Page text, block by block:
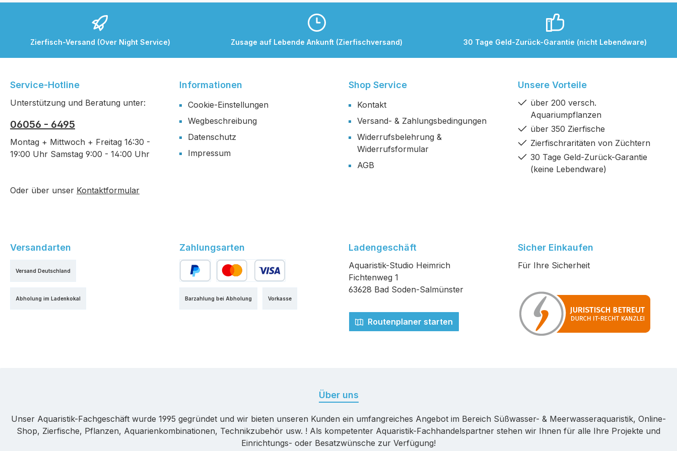
Zierfisch-Versand (Over Night Service) Zusage auf Lebende Ankunft (Zierfischversand) 30 Tage Geld-Zurück-Garantie (nicht Lebendware)
Service-Hotline
Unterstützung und Beratung unter:
06056 - 6495
Montag + Mittwoch + Freitag 16:30 -
19:00 Uhr Samstag 9:00 - 14:00 Uhr
Oder über unser Kontaktformular
Informationen
Cookie-Einstellungen
Wegbeschreibung
Datenschutz
Impressum
Shop Service
Kontakt
Versand- & Zahlungsbedingungen
Widerrufsbelehrung &
Widerrufsformular
AGB
Unsere Vorteile
über 200 versch.
Aquariumpflanzen
über 350 Zierfische
Zierfischraritäten von Züchtern
30 Tage Geld-Zurück-Garantie
(keine Lebendware)
Versandarten
Versand Deutschland
Abholung im Ladenkokal
Zahlungsarten
Vorkasse
Barzahlung bei Abholung
Ladengeschäft
Aquaristik-Studio Heimrich
Fichtenweg 1
63628 Bad Soden-Salmünster
Routenplaner starten
Sicher Einkaufen
Für Ihre Sicherheit
Über uns
Unser Aquaristik-Fachgeschäft wurde 1995 gegründet und wir bieten unseren Kunden ein umfangreiches Angebot im Bereich Süßwasser- & Meerwasseraquaristik, Online-
Shop, Zierfische, Pflanzen, Aquarienkombinationen, Technikzubehör usw. ! Als kompetenter Aquaristik-Fachhandelspartner stehen wir Ihnen für alle Ihre Projekte und
Einrichtungs- oder Besatzwünsche zur Verfügung!